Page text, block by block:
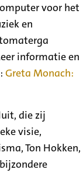
voor het
en
informatie en
Greta Monach:
die zij
visie,
Ton Hokken,